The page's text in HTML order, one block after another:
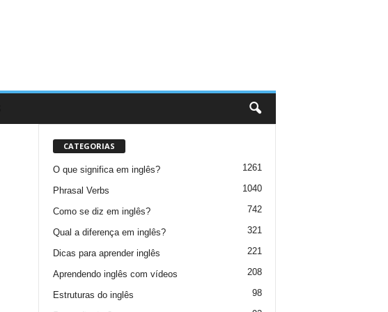
CATEGORIAS
O que significa em inglês? 1261
Phrasal Verbs 1040
Como se diz em inglês? 742
Qual a diferença em inglês? 321
Dicas para aprender inglês 221
Aprendendo inglês com vídeos 208
Estruturas do inglês 98